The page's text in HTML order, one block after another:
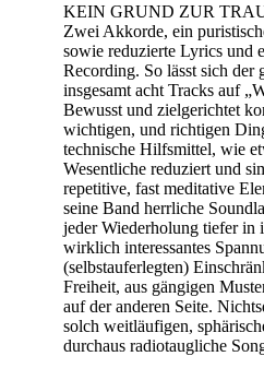
KEIN GRUND ZUR
Zwei Akkorde, ein
sowie reduzierte Lyrics und
Recording. So lässt sich der
insgesamt acht Tracks auf
Bewusst und zielgerichtet
wichtigen, und richtigen
technische Hilfsmittel, wie
Wesentliche reduziert und
repetitive, fast meditative
seine Band herrliche
jeder Wiederholung tiefer in
wirklich interessantes
(selbstauferlegten)
Freiheit, aus gängigen
auf der anderen Seite.
solch weitläufigen,
durchaus radiotaugliche